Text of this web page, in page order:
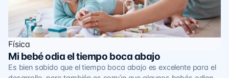
Física
Mi bebé odia el tiempo boca abajo
Es bien sabido que el tiempo boca abajo es excelente para el